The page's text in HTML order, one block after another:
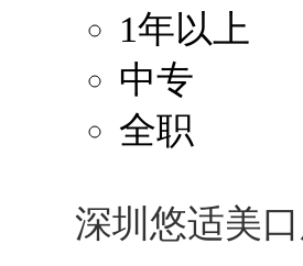
1年以上
中专
全职
深圳悠适美